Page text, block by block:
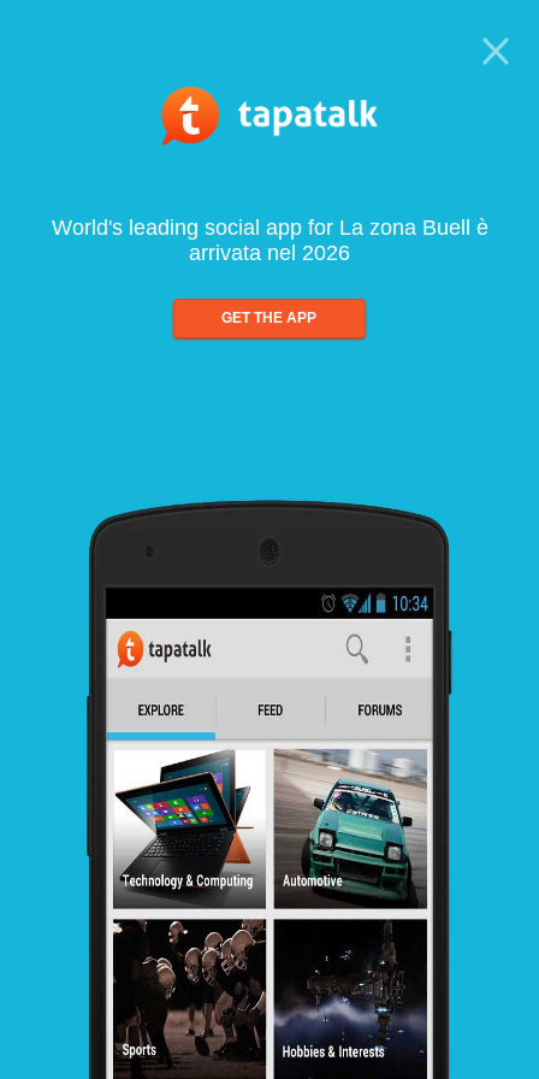
World's leading social app for La zona Buell è
arrivata nel 2026
GET THE APP